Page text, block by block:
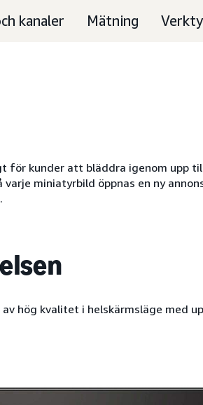
kanaler Mätning
för kunder att bläddra igenom upp
miniatyrbild öppnas en ny
av hög kvalitet i helskärmsläge med